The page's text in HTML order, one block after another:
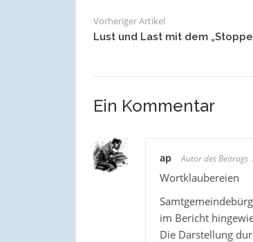
Vorheriger Artikel
Lust und Last mit dem
Ein Kommentar
ap Autor des Beitrags
Wortklaubereien
im Bericht
Die Darstellung